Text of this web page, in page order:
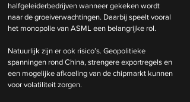
halfgeleiderbedrijven wanneer gekeken wordt
naar de groeiverwachtingen. Daarbij speelt vooral
het monopolie van ASML een belangrijke rol.
Natuurlijk zijn er ook risico’s. Geopolitieke
spanningen rond China, strengere exportregels en
een mogelijke afkoeling van de chipmarkt kunnen
voor volatiliteit zorgen.